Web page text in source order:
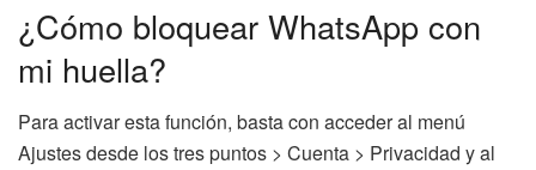
¿Cómo bloquear WhatsApp con
mi huella?
Para activar esta función, basta con acceder al menú
Ajustes desde los tres puntos > Cuenta > Privacidad y al